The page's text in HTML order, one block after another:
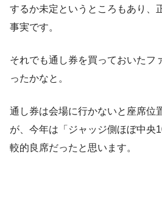
するか未定というところもあり、
事実です。
それでも通し券を買っておいたフ
ったかなと。
通し券は会場に行かないと座席位
が、今年は「ジャッジ側ほぼ中央
較的良席だったと思います。